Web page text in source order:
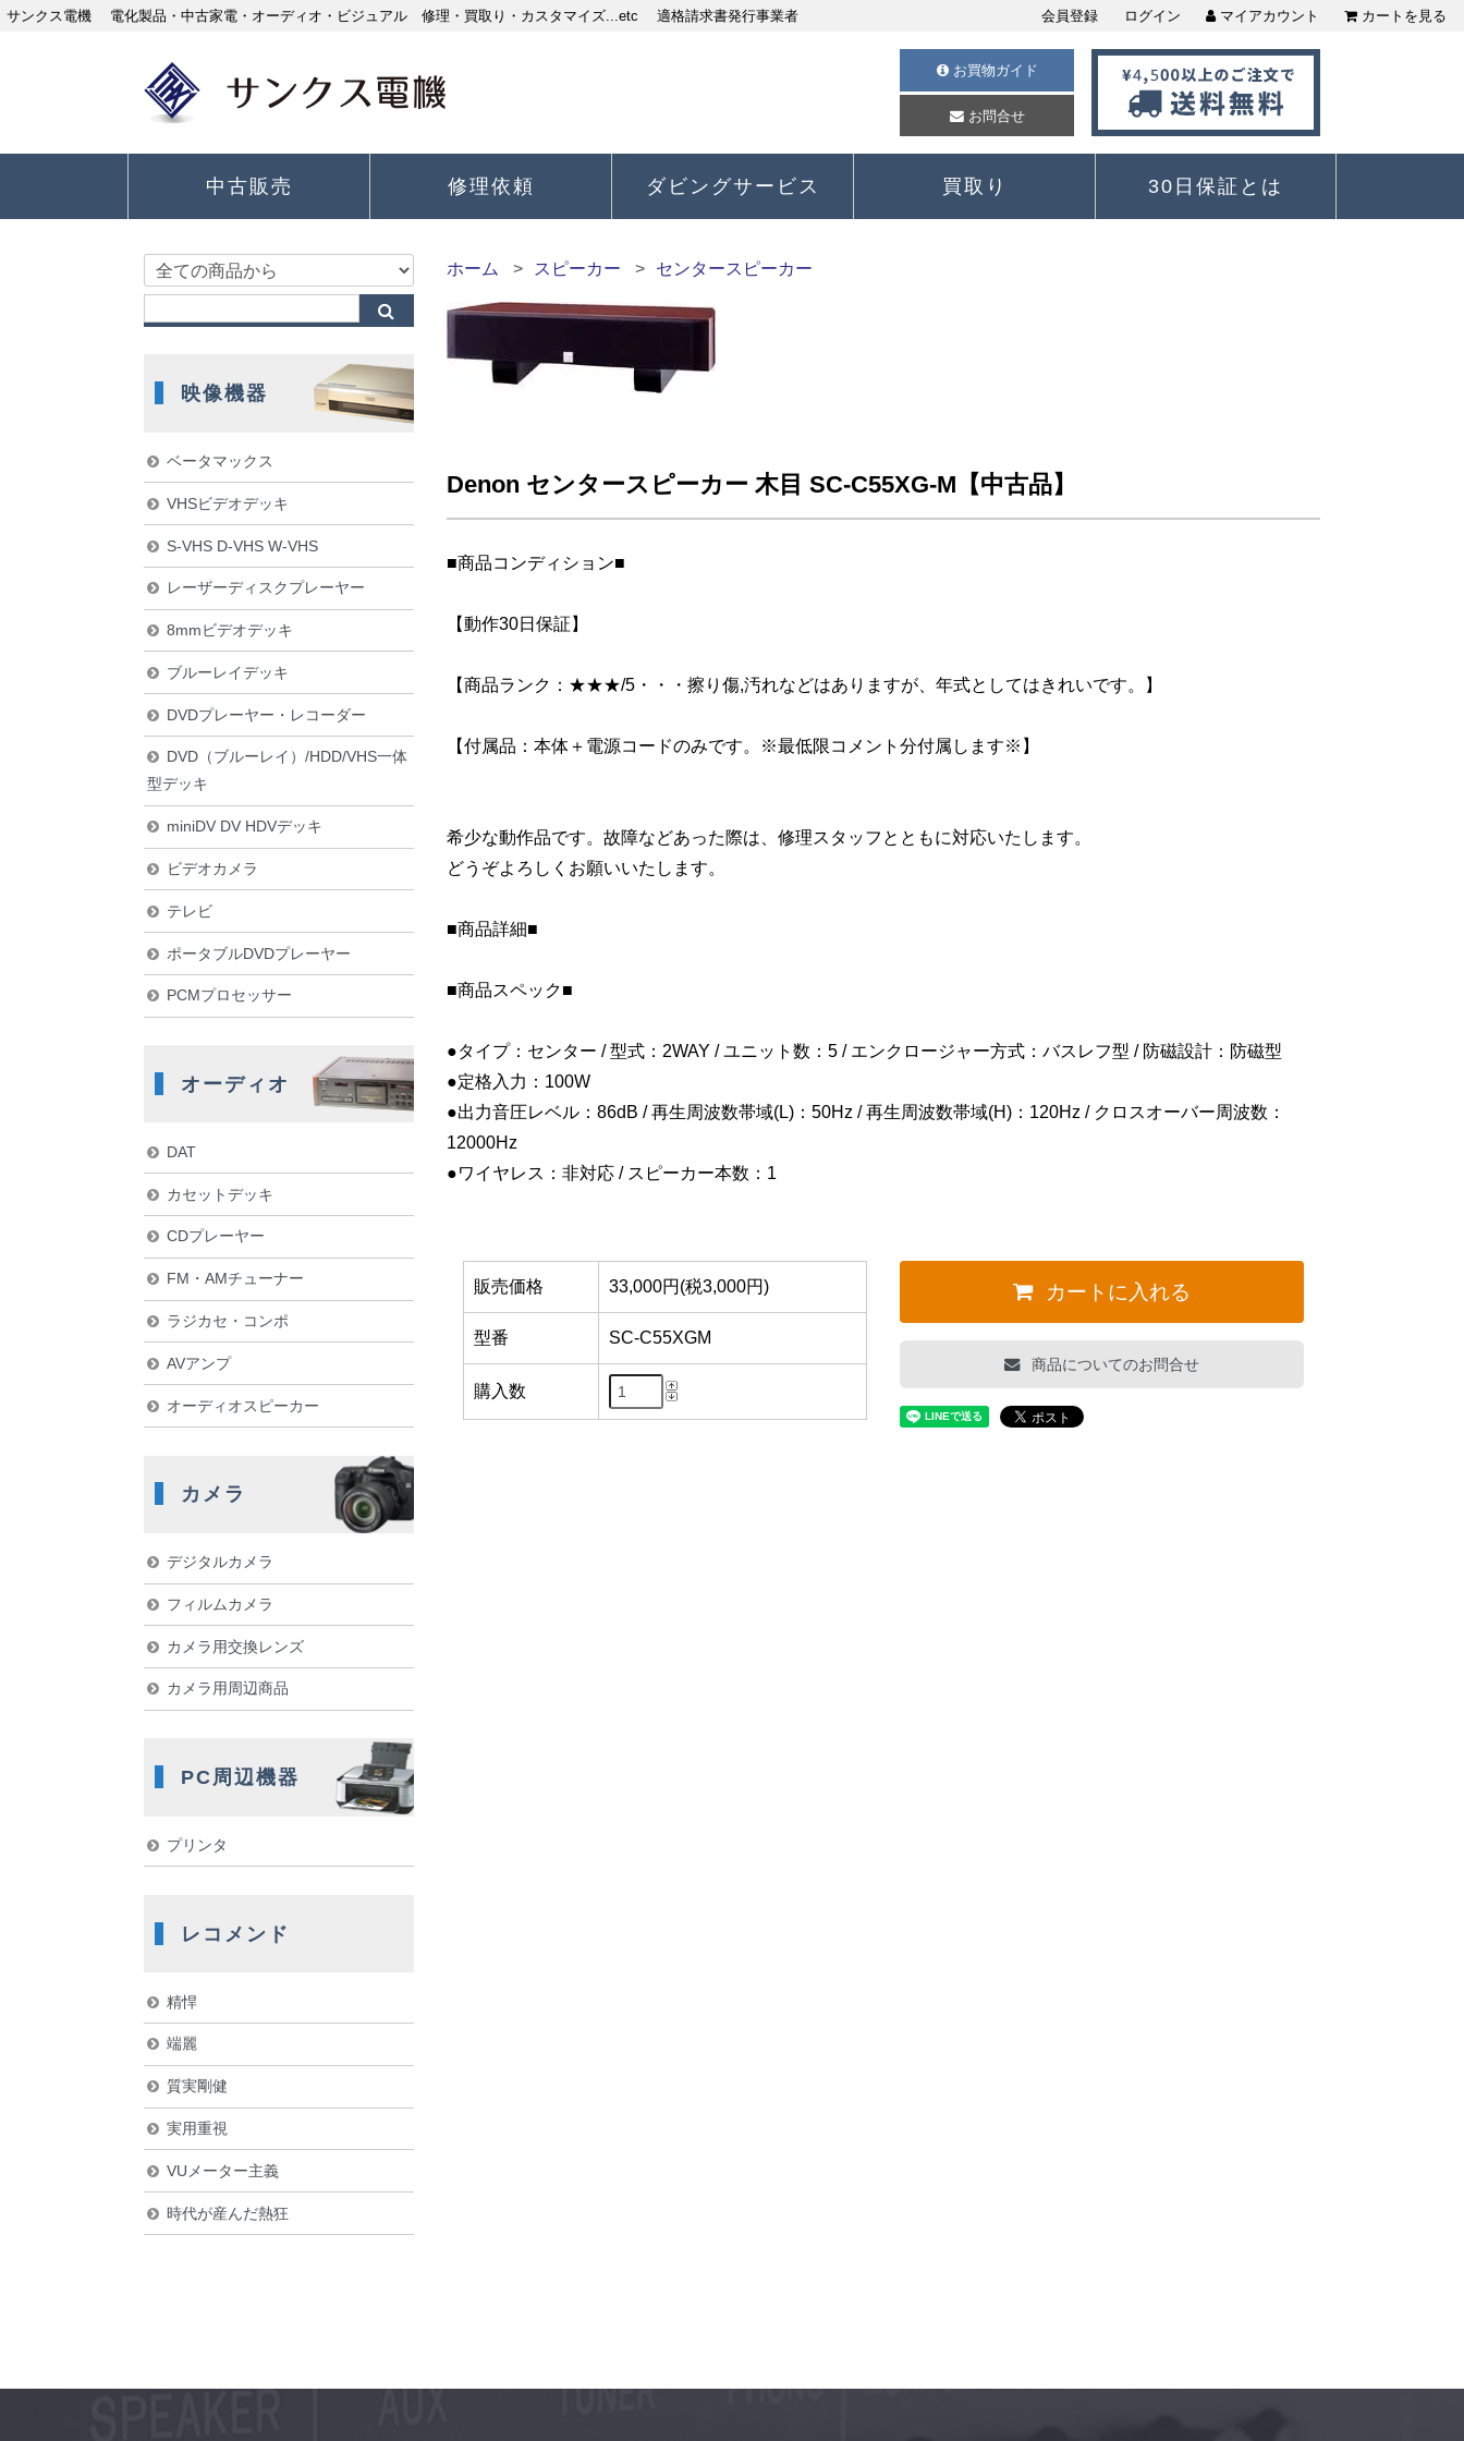
サンクス電機 電化製品・中古家電・オーディオ・ビジュアル 修理・買取り・カスタマイズ...etc 適格請求書発行事業者 会員登録 ログイン マイアカウント カートを見る
お買物ガイド
お問合せ
中古販売 修理依頼 ダビングサービス 買取り 30日保証とは
ホーム スピーカー センタースピーカー
Denon センタースピーカー 木目 SC-C55XG-M【中古品】
■商品コンディション■
【動作30日保証】
【商品ランク：★★★/5・・・擦り傷,汚れなどはありますが、年式としてはきれいです。】
【付属品：本体＋電源コードのみです。※最低限コメント分付属します※】
希少な動作品です。故障などあった際は、修理スタッフとともに対応いたします。
どうぞよろしくお願いいたします。
■商品詳細■
■商品スペック■
●タイプ：センター / 型式：2WAY / ユニット数：5 / エンクロージャー方式：バスレフ型 / 防磁設計：防磁型
●定格入力：100W
●出力音圧レベル：86dB / 再生周波数帯域(L)：50Hz / 再生周波数帯域(H)：120Hz / クロスオーバー周波数：
12000Hz
●ワイヤレス：非対応 / スピーカー本数：1
販売価格 33,000円(税3,000円)
型番 SC-C55XGM
購入数
カートに入れる
商品についてのお問合せ
映像機器
ベータマックス
VHSビデオデッキ
S-VHS D-VHS W-VHS
レーザーディスクプレーヤー
8mmビデオデッキ
ブルーレイデッキ
DVDプレーヤー・レコーダー
DVD（ブルーレイ）/HDD/VHS一体
型デッキ
miniDV DV HDVデッキ
ビデオカメラ
テレビ
ポータブルDVDプレーヤー
PCMプロセッサー
オーディオ
DAT
カセットデッキ
CDプレーヤー
FM・AMチューナー
ラジカセ・コンポ
AVアンプ
オーディオスピーカー
カメラ
デジタルカメラ
フィルムカメラ
カメラ用交換レンズ
カメラ用周辺商品
PC周辺機器
プリンタ
レコメンド
精悍
端麗
質実剛健
実用重視
VUメーター主義
時代が産んだ熱狂